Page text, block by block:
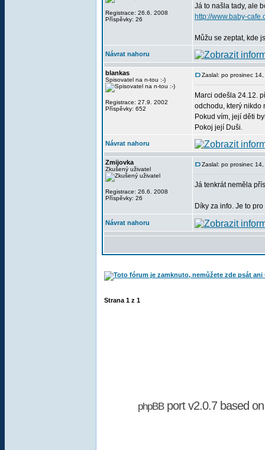
Registrace: 26.6. 2008
Příspěvky: 26
Já to našla tady, ale
http://www.baby-
Můžu se zeptat, kde
Návrat nahoru
blankas
Spisovatel na n-tou :-)
Registrace: 27.9. 2002
Příspěvky: 652
Zaslal: po prosinec
Marci odešla 24.12.
odchodu, který nikdo
Pokud vím, její děti
Pokoj její Duši.
Návrat nahoru
Zmijovka
Zkušený uživatel
Registrace: 26.6. 2008
Příspěvky: 26
Zaslal: po prosinec
Já tenkrát neměla
Díky za info. Je to
Návrat nahoru
Strana 1 z 1
phpBBport v2.0.7 based